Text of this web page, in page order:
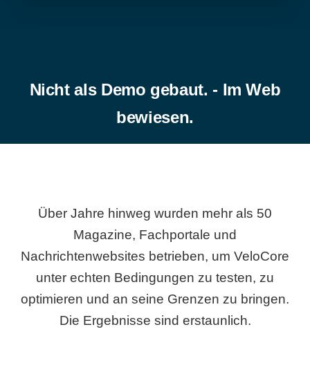
Nicht als Demo gebaut. - Im Web
bewiesen.
Über Jahre hinweg wurden mehr als 50
Magazine, Fachportale und
Nachrichtenwebsites betrieben, um VeloCore
unter echten Bedingungen zu testen, zu
optimieren und an seine Grenzen zu bringen.
Die Ergebnisse sind erstaunlich.